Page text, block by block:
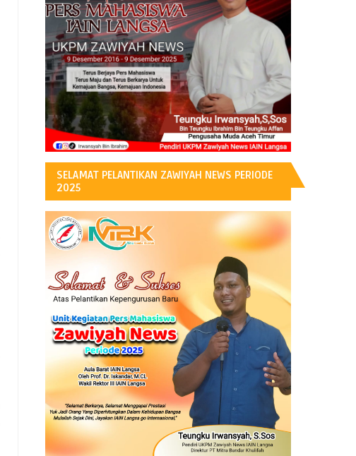
H
SELAMAT PELANTIKAN ZAWIYAH NEWS PERIODE
2025